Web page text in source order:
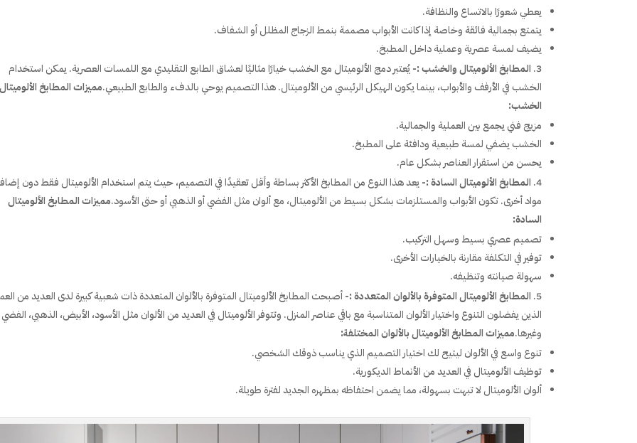
يعطي شعورًا بالاتساع والنظافة.
يتمتع بجمالية فائقة وخاصة إذا كانت الأبواب مصممة بنمط الزجاج المظلل أو الشفاف.
يضيف لمسة عصرية وعملية داخل المطبخ.
المطابخ الألوميتال والخشب :-يُعتبر دمج الألوميتال مع الخشب خيارًا مثاليًا لعشاق الطابع التقليدي مع اللمسات العصرية. يمكن استخدام
الخشب في الأرفف والأبواب، بينما يكون الهيكل الرئيسي من الألوميتال. هذا التصميم يوحي بالدفء والطابع الطبيعي.مميزات المطابخ
الخشب:
مزيج فني يجمع بين العملية والجمالية.
الخشب يضفي لمسة طبيعية ودافئة على المطبخ.
يحسن من استقرار العناصر بشكل عام.
المطابخ الألوميتال السادة :- يعد هذا النوع من المطابخ الأكثر بساطة وأقل تعقيدًا في التصميم، حيث يتم استخدام الألوميتال فقط دون
مواد أخرى. تكون الأبواب والمستلزمات بشكل بسيط من الألوميتال، مع ألوان مثل الفضي أو الذهبي أو حتى الأسود.مميزات المطابخ الألوميتال
السادة:
تصميم عصري بسيط وسهل التركيب.
توفير في التكلفة مقارنة بالخيارات الأخرى.
سهولة صيانته وتنظيفه.
المطابخ الألوميتال المتوفرة بالألوان المتعددة :-أصبحت المطابخ الألوميتال المتوفرة بالألوان المتعددة ذات شعبية كبيرة لدى العديد من
الذين يفضلون التنوع واختيار الألوان المتناسبة مع باقي عناصر المنزل. وتتوفر الألوميتال في العديد من الألوان مثل الأسود، الأبيض، الذهبي، الفضي
وغيرها.مميزات المطابخ الألوميتال بالألوان المختلفة:
تنوع واسع في الألوان ليتيح لك اختيار التصميم الذي يناسب ذوقك الشخصي.
توظيف الألوميتال في العديد من الأنماط الديكورية.
ألوان الألوميتال لا تبهت بسهولة، مما يضمن احتفاظه بمظهره الجديد لفترة طويلة.